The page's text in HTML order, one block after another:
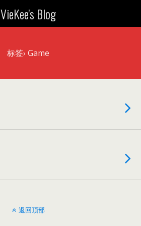
VieKee's Blog
标签› Game
返回顶部